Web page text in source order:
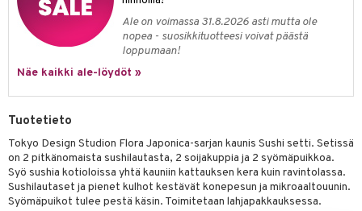
Ale on voimassa 31.8.2026 asti mutta ole
nopea - suosikkituotteesi voivat päästä
loppumaan!
Näe kaikki ale-löydöt »
Tuotetieto
Tokyo Design Studion Flora Japonica-sarjan kaunis Sushi setti. Setissä
on 2 pitkänomaista sushilautasta, 2 soijakuppia ja 2 syömäpuikkoa.
Syö sushia kotioloissa yhtä kauniin kattauksen kera kuin ravintolassa.
Sushilautaset ja pienet kulhot kestävät konepesun ja mikroaaltouunin.
Syömäpuikot tulee pestä käsin. Toimitetaan lahjapakkauksessa.
& Korit
& Veistokset
& Lyhdyt
& Korit
tekstiilit
tekstiilit
& Tyynyliinat
& Peitot
hyönteissuoja
& Lyhdyt
& vastauksia